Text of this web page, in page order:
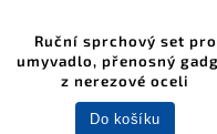
Ruční sprchový set pro
umyvadlo, přenosný
z nerezové oceli
Do košíku